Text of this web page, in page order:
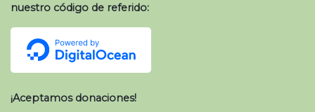
nuestro código de referido:
¡Aceptamos donaciones!